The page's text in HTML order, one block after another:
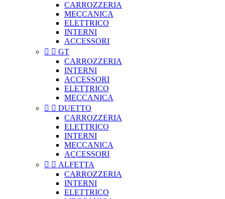
CARROZZERIA
MECCANICA
ELETTRICO
INTERNI
ACCESSORI
  GT
CARROZZERIA
INTERNI
ACCESSORI
ELETTRICO
MECCANICA
  DUETTO
CARROZZERIA
ELETTRICO
INTERNI
MECCANICA
ACCESSORI
  ALFETTA
CARROZZERIA
INTERNI
ELETTRICO